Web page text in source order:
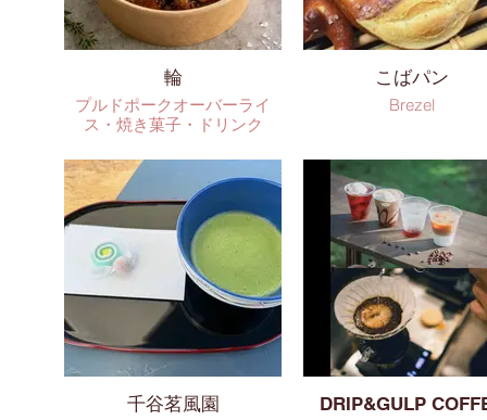
輪
プルドポークオーバーライ
ス・焼き菓子・ドリンク
こばパン
Brezel
千谷茗風園 DRIP&GULP